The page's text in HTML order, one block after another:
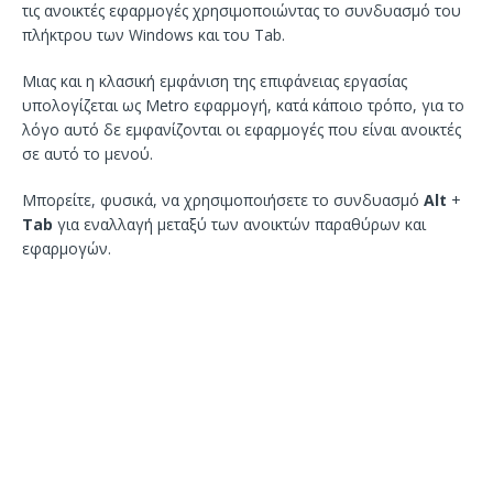
τις ανοικτές εφαρμογές χρησιμοποιώντας το συνδυασμό του
πλήκτρου των Windows και του Tab.
Μιας και η κλασική εμφάνιση της επιφάνειας εργασίας
υπολογίζεται ως Metro εφαρμογή, κατά κάποιο τρόπο, για το
λόγο αυτό δε εμφανίζονται οι εφαρμογές που είναι ανοικτές
σε αυτό το μενού.
Μπορείτε, φυσικά, να χρησιμοποιήσετε το συνδυασμό Alt +
Tab για εναλλαγή μεταξύ των ανοικτών παραθύρων και
εφαρμογών.